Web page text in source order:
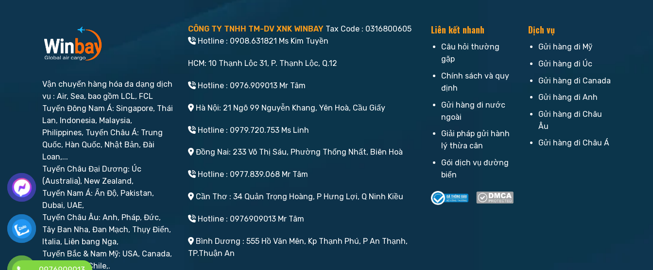
Vận chuyển hàng hóa đa dạng dịch
vụ : Air, Sea, bao gồm LCL, FCL
Tuyến Đông Nam Á: Singapore, Thái
Lan, Indonesia, Malaysia,
Philippines, Tuyến Châu Á: Trung
Quốc, Hàn Quốc, Nhật Bản, Đài
Loan,...
Tuyến Châu Đại Dương: Úc
(Australia), New Zealand,
Tuyến Nam Á: Ấn Độ, Pakistan,
Dubai, UAE,
Tuyến Châu Âu: Anh, Pháp, Đức,
Tây Ban Nha, Đan Mạch, Thụy Điển,
Italia, Liên bang Nga,
Tuyến Bắc & Nam Mỹ: USA, Canada,
Brazil, Peru, Chile,.
CÔNG TY TNHH TM-DV XNK WINBAY Tax Code : 0316800605
Hotline : 0908.631821 Ms Kim Tuyền
HCM: 10 Thạnh Lộc 31, P. Thạnh Lộc, Q.12
Hotline : 0976.909013 Mr Tâm
Hà Nội: 21 Ngõ 99 Nguyễn Khang, Yên Hoà, Cầu Giấy
Hotline : 0979.720.753 Ms Linh
Đồng Nai: 233 Võ Thị Sáu, Phường Thống Nhất, Biên Hoà
Hotline : 0977.839.068 Mr Tâm
Cần Thơ : 34 Quản Trọng Hoàng, P Hưng Lợi, Q Ninh Kiều
Hotline : 0976909013 Mr Tâm
Bình Dương : 555 Hồ Văn Mên, Kp Thạnh Phú, P An Thạnh,
TP.Thuận An
Liên kết nhanh
Câu hỏi thường
gặp
Chính sách và quy
định
Gửi hàng đi nước
ngoài
Giải pháp gửi hành
lý thừa cân
Gói dịch vụ đường
biển
Dịch vụ
Gửi hàng đi Mỹ
Gửi hàng đi Úc
Gửi hàng đi Canada
Gửi hàng đi Anh
Gửi hàng đi Châu
Âu
Gửi hàng đi Châu Á